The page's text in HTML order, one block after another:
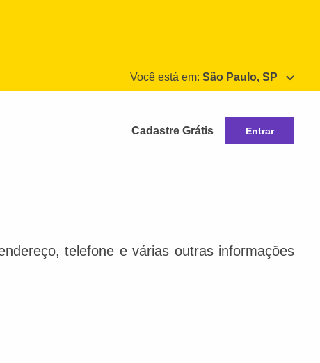
Você está em: São Paulo, SP
Cadastre Grátis Entrar
telefone e várias outras informações